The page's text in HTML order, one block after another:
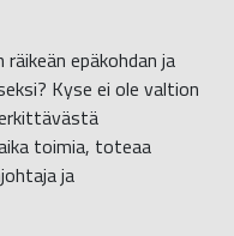
epäkohdan ja
Kyse ei ole valtion
toimia, toteaa
ja